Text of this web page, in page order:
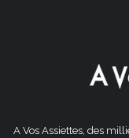
A Vos Assiettes, des